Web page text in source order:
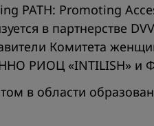
PATH: Promoting
в партнерстве
Комитета
РИОЦ «INTILISH» и
в области